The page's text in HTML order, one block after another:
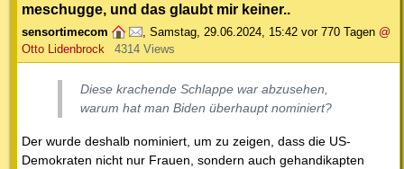
meschugge, und das glaubt mir keiner..
sensortimecom , Samstag, 29.06.2024, 15:42 vor 770 Tagen @
Otto Lidenbrock
4314 Views
Diese krachende Schlappe war abzusehen,
warum hat man Biden überhaupt nominiert?
Der wurde deshalb nominiert, um zu zeigen, dass die US-
Demokraten nicht nur Frauen, sondern auch gehandikapten